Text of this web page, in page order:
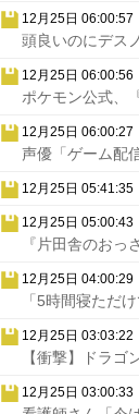
12月25日 06:00:57
頭良いのにデス
12月25日 06:00:56
ポケモン公式、
12月25日 06:00:27
声優「ゲーム配
12月25日 05:41:35
12月25日 05:00:43
『片田舎のおっ
12月25日 04:00:29
「5時間寝ただ
12月25日 03:03:22
【衝撃】ドラゴ
12月25日 03:00:33